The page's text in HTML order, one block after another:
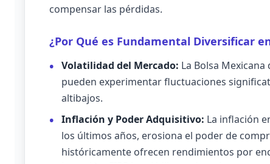
compensar las pérdidas.
¿Por Qué es Fundamental Diversificar
Volatilidad del Mercado: La Bolsa
pueden experimentar fluctuaciones
altibajos.
Inflación y Poder Adquisitivo: La inflación
los últimos años, erosiona el poder de
históricamente ofrecen rendimientos por